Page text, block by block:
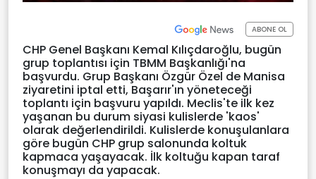
ABONE OL
CHP Genel Başkanı Kemal Kılıçdaroğlu, bugün
grup toplantısı için TBMM Başkanlığı'na
başvurdu. Grup Başkanı Özgür Özel de Manisa
ziyaretini iptal etti, Başarır'ın yöneteceği
toplantı için başvuru yapıldı. Meclis'te ilk kez
yaşanan bu durum siyasi kulislerde 'kaos'
olarak değerlendirildi. Kulislerde konuşulanlara
göre bugün CHP grup salonunda koltuk
kapmaca yaşayacak. İlk koltuğu kapan taraf
konuşmayı da yapacak.